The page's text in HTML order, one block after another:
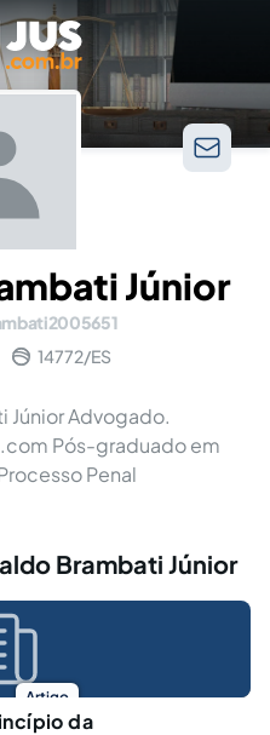
Júnior
14772/ES
Júnior Advogado.
Pós-graduado em
Penal
Brambati Júnior
Artigo
da